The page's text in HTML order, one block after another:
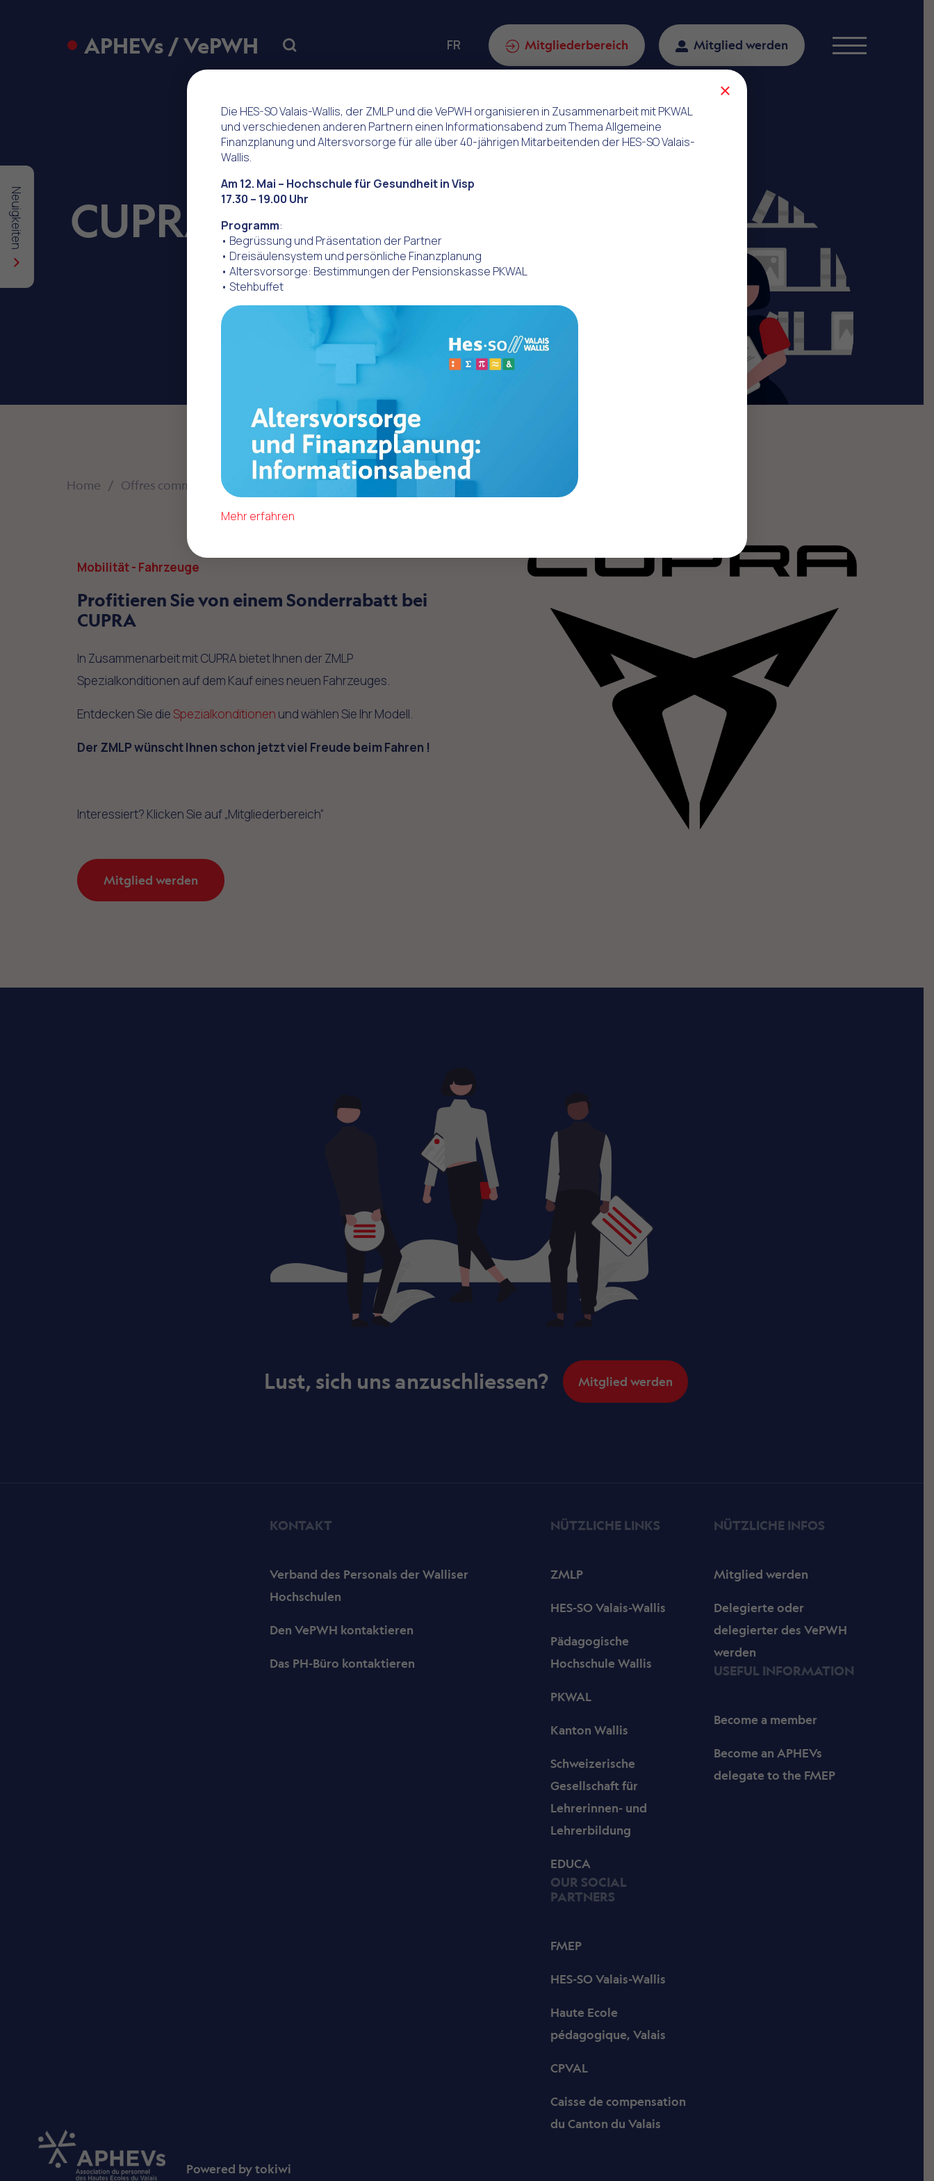
Neuigkeiten
APHEVs / VePWH Search FR Mitgliederbereich Mitglied werden
Menu
CUPRA
Home Offres commerciales
Mobilität - Fahrzeuge
Profitieren Sie von einem Sonderrabatt bei
CUPRA
In Zusammenarbeit mit CUPRA bietet Ihnen der ZMLP
Spezialkonditionen auf dem Kauf eines neuen Fahrzeuges.
Entdecken Sie dieSpezialkonditionen und wählen Sie Ihr Modell.
Der ZMLP wünscht Ihnen schon jetzt viel Freude beim Fahren !
Interessiert? Klicken Sie auf „Mitgliederbereich“
Mitglied werden
Lust, sich uns anzuschliessen? Mitglied werden
KONTAKT
Verband des Personals der Walliser
Hochschulen
Den VePWH kontaktieren
Das PH-Büro kontaktieren
NÜTZLICHE LINKS
ZMLP
HES-SO Valais-Wallis
Pädagogische
Hochschule Wallis
PKWAL
Kanton Wallis
Schweizerische
Gesellschaft für
Lehrerinnen- und
Lehrerbildung
EDUCA
OUR SOCIAL
PARTNERS
FMEP
HES-SO Valais-Wallis
Haute Ecole
pédagogique, Valais
CPVAL
Caisse de compensation
du Canton du Valais
NÜTZLICHE INFOS
Mitglied werden
Delegierte oder
delegierter des VePWH
werden
USEFUL INFORMATION
Become a member
Become an APHEVs
delegate to the FMEP
Powered bytokiwi
Die HES-SO Valais-Wallis, der ZMLP und die VePWH organisieren in Zusammenarbeit mit PKWAL
und verschiedenen anderen Partnern einen Informationsabend zum Thema Allgemeine
Finanzplanung und Altersvorsorge für alle über 40-jährigen Mitarbeitenden der HES-SO Valais-
Wallis.
Am 12. Mai – Hochschule für Gesundheit in Visp
17.30 – 19.00 Uhr
Programm:
• Begrüssung und Präsentation der Partner
• Dreisäulensystem und persönliche Finanzplanung
• Altersvorsorge: Bestimmungen der Pensionskasse PKWAL
• Stehbuffet
Mehr erfahren
×